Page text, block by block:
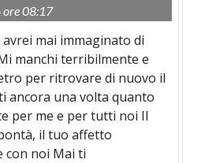
08:17
mai immaginato di
manchi terribilmente e
per ritrovare di nuovo il
ancora una volta quanto
per me e per tutti noi Il
il tuo affetto
con noi Mai ti